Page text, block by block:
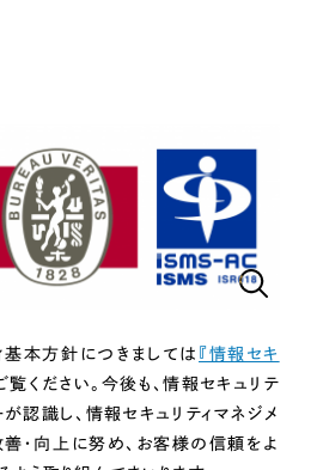
制作
ェクト／ マーケティング代行
ス獲得、反響獲得などの"Webマーケティング"から、
ロモーションサイト
ビス
ュー
ーティング
基本方針につきましては 『情報セキ
覧ください。今後も、情報セキュリテ
認識し、情報セキュリティマネジメ
・向上に努め、お客様の信頼をよ